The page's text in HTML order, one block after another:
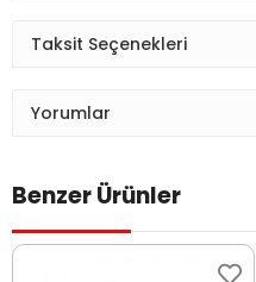
Taksit Seçenekleri
Yorumlar
Benzer Ürünler